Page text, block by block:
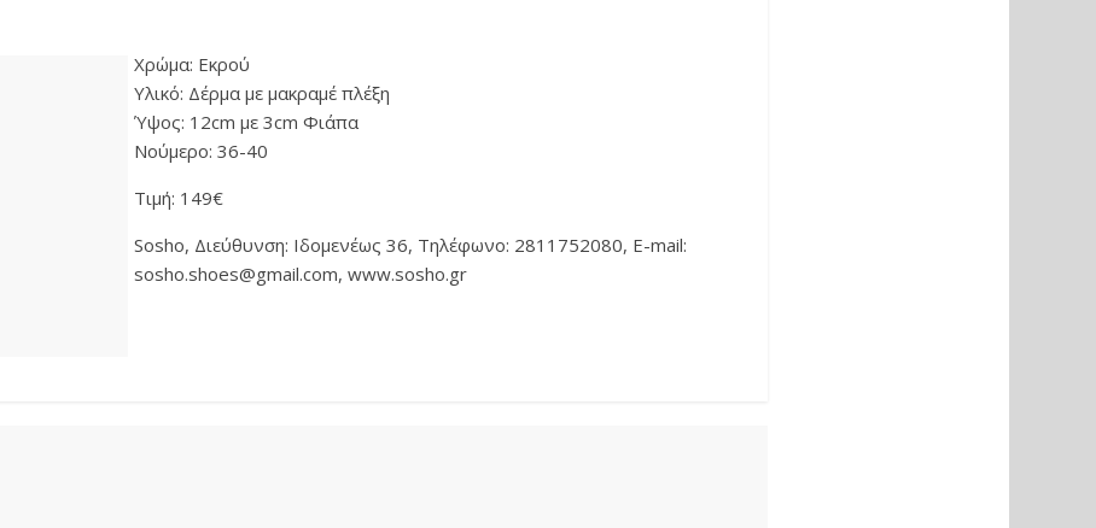
Χρώμα: Εκρού
Υλικό: Δέρμα με μακραμέ πλέξη
Ύψος: 12cm με 3cm Φιάπα
Νούμερο: 36-40
Τιμή: 149€
Sosho, Διεύθυνση: Ιδομενέως 36, Τηλέφωνο: 2811752080, E-mail:
sosho.shoes@gmail.com, www.sosho.gr